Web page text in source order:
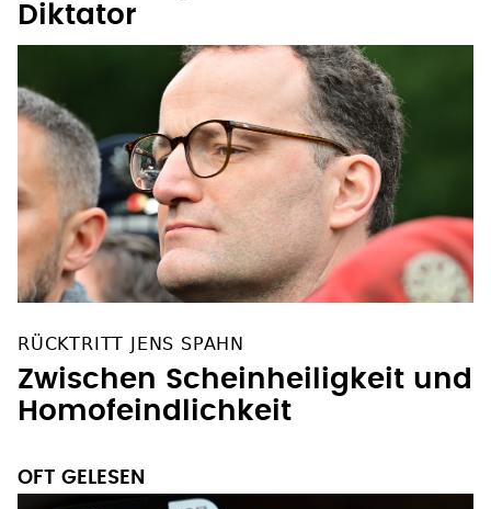
Diktator
RÜCKTRITT JENS SPAHN
Zwischen Scheinheiligkeit und
Homofeindlichkeit
OFT GELESEN